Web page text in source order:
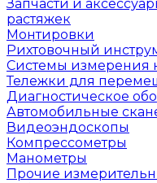
Запчасти и
растяжек
Монтировки
Рихтовочный
Системы измерения
Тележки для
Диагностическое
Автомобильные
Видеоэндоскопы
Компрессометры
Манометры
Прочие